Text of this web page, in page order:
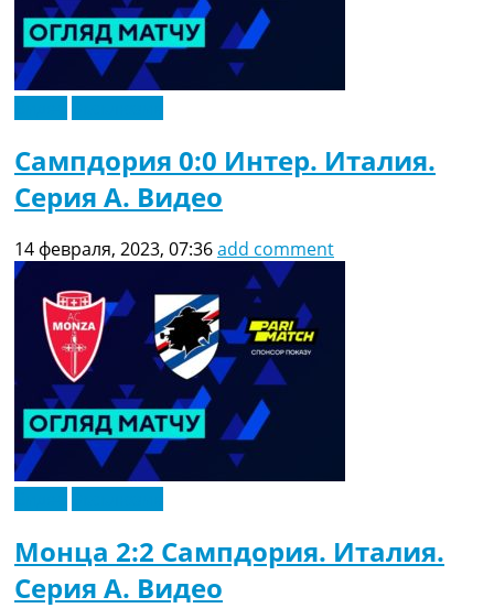
Сампдория 0:0 Интер. Италия.
Серия A. Видео
14 февраля, 2023, 07:36add comment
Монца 2:2 Сампдория. Италия.
Серия A. Видео